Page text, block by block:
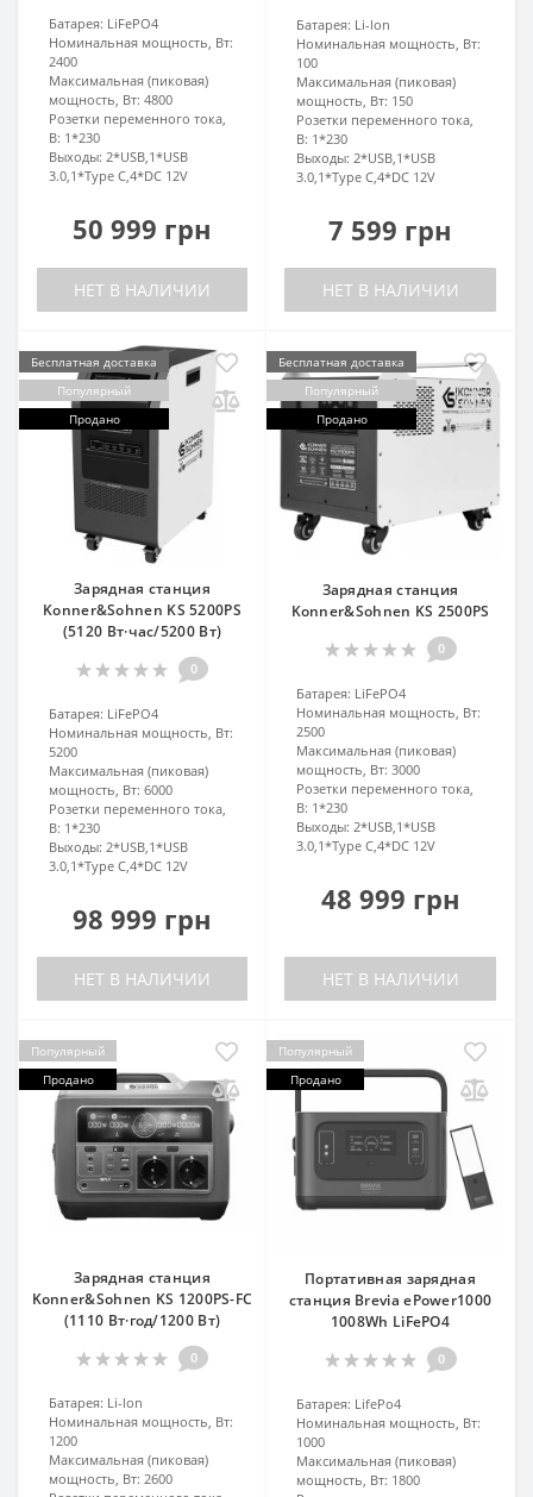
Батарея: LiFePO4
Номинальная мощность, Вт:
2400
Максимальная (пиковая)
мощность, Вт: 4800
Розетки переменного тока,
В: 1*230
Выходы: 2*USB,1*USB
3.0,1*Type C,4*DC 12V
50 999 грн
НЕТ В НАЛИЧИИ
Батарея: Li-lon
Номинальная мощность, Вт:
100
Максимальная (пиковая)
мощность, Вт: 150
Розетки переменного тока,
В: 1*230
Выходы: 2*USB,1*USB
3.0,1*Type C,4*DC 12V
7 599 грн
НЕТ В НАЛИЧИИ
Бесплатная доставка
Популярный
Продано
Зарядная станция
Konner&Sohnen KS 5200PS
(5120 Вт·час/5200 Вт)
0
Батарея: LiFePO4
Номинальная мощность, Вт:
5200
Максимальная (пиковая)
мощность, Вт: 6000
Розетки переменного тока,
В: 1*230
Выходы: 2*USB,1*USB
3.0,1*Type C,4*DC 12V
98 999 грн
НЕТ В НАЛИЧИИ
Бесплатная доставка
Популярный
Продано
Зарядная станция
Konner&Sohnen KS 2500PS
0
Батарея: LiFePO4
Номинальная мощность, Вт:
2500
Максимальная (пиковая)
мощность, Вт: 3000
Розетки переменного тока,
В: 1*230
Выходы: 2*USB,1*USB
3.0,1*Type C,4*DC 12V
48 999 грн
НЕТ В НАЛИЧИИ
Популярный
Продано
Зарядная станция
Konner&Sohnen KS 1200PS-FC
(1110 Вт·год/1200 Вт)
0
Батарея: Li-lon
Номинальная мощность, Вт:
1200
Максимальная (пиковая)
мощность, Вт: 2600
Популярный
Продано
Портативная зарядная
станция Brevia ePower1000
1008Wh LiFePO4
0
Батарея: LifePo4
Номинальная мощность, Вт:
1000
Максимальная (пиковая)
мощность, Вт: 1800